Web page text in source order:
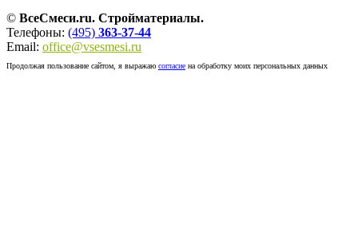
© ВсеСмеси.ru. Стройматериалы.
Телефоны: (495) 363-37-44
Email: office@vsesmesi.ru
Продолжая пользование сайтом, я выражаю согласие на обработку моих персональных данных